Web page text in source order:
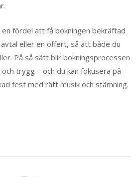
fördel att få bokningen bekräftad
eller en offert, så att både du
På så sätt blir bokningsprocessen
trygg – och du kan fokusera på
fest med rätt musik och stämning.